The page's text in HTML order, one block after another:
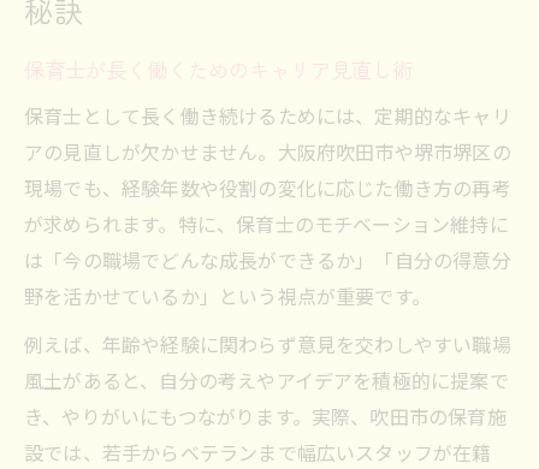
秘訣
保育士が長く働くためのキャリア見直し術
保育士として長く働き続けるためには、定期的なキャリ
アの見直しが欠かせません。大阪府吹田市や堺市堺区の
現場でも、経験年数や役割の変化に応じた働き方の再考
が求められます。特に、保育士のモチベーション維持に
は「今の職場でどんな成長ができるか」「自分の得意分
野を活かせているか」という視点が重要です。
例えば、年齢や経験に関わらず意見を交わしやすい職場
風土があると、自分の考えやアイデアを積極的に提案で
き、やりがいにもつながります。実際、吹田市の保育施
設では、若手からベテランまで幅広いスタッフが在籍